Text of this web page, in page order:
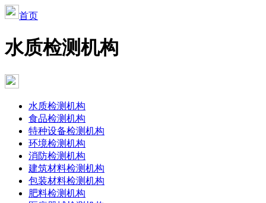
首页
水质检测机构
水质检测机构
食品检测机构
特种设备检测机构
环境检测机构
消防检测机构
建筑材料检测机构
包装材料检测机构
肥料检测机构